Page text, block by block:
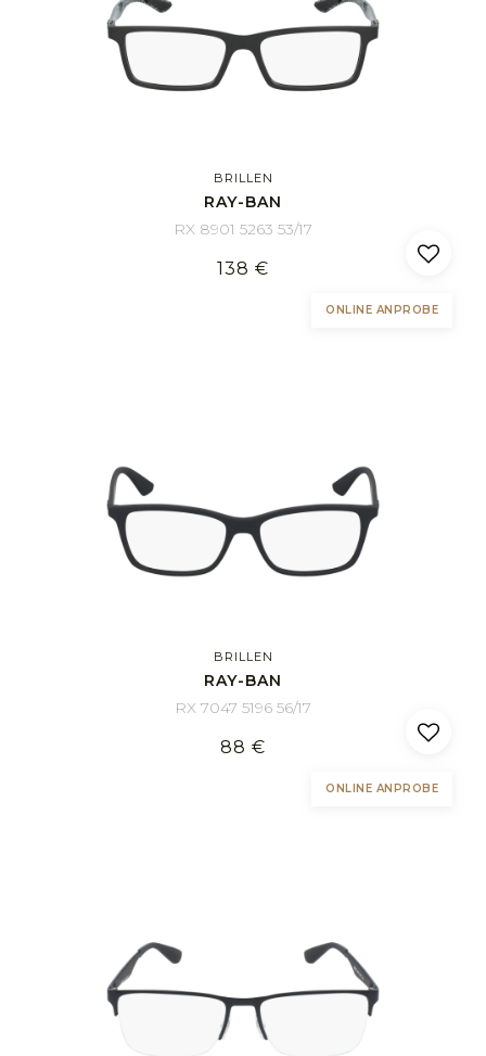
BRILLEN
RAY-BAN
RX 8901 5263 53/17
138 €
ONLINE ANPROBE
BRILLEN
RAY-BAN
RX 7047 5196 56/17
88 €
ONLINE ANPROBE